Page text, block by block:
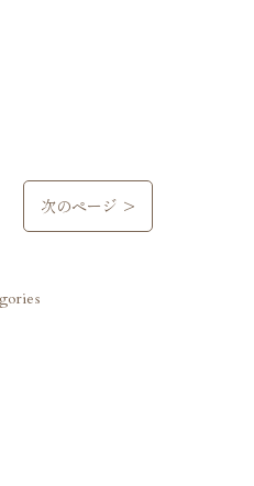
次のページ >